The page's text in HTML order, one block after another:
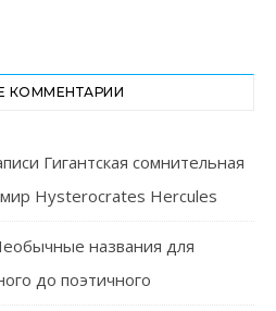
КОММЕНТАРИИ
Гигантская сомнительная
Hysterocrates Hercules
названия для
до поэтичного